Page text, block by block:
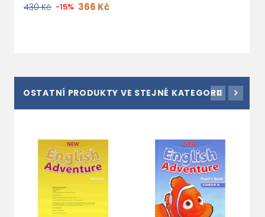
430 Kč -15% 366 Kč
OSTATNÍ PRODUKTY VE STEJNÉ KATEGORII